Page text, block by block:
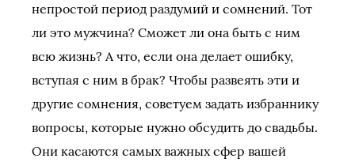
непростой период раздумий и сомнений. Тот
ли это мужчина? Сможет ли она быть с ним
всю жизнь? А что, если она делает ошибку,
вступая с ним в брак? Чтобы развеять эти и
другие сомнения, советуем задать избраннику
вопросы, которые нужно обсудить до свадьбы.
Они касаются самых важных сфер вашей